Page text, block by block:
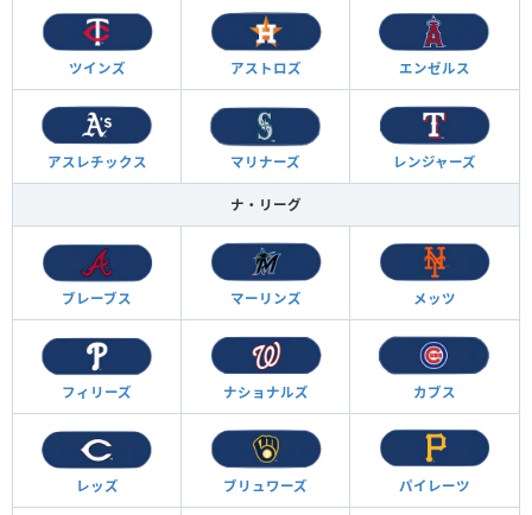
ツインズ アストロズ エンゼルス
アスレチックス マリナーズ レンジャーズ
ナ・リーグ
ブレーブス マーリンズ メッツ
フィリーズ ナショナルズ カブス
レッズ ブリュワーズ パイレーツ